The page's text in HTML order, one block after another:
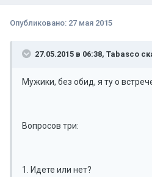
Опубликовано: 27 мая 2015
27.05.2015 в 06:38, Tabasco
Мужики, без обид, я ту о
Вопросов три:
1. Идете или нет?